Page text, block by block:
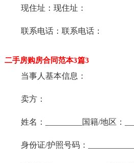
现住址：现住址：
联系电话：联系电话：
二手房购房合同范本3篇3
当事人基本信息：
卖方：
姓名：_________国籍/地区：
身份证/护照号码：